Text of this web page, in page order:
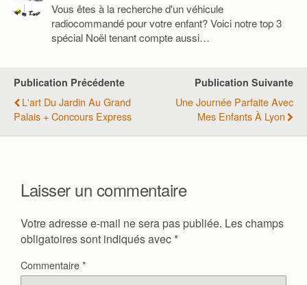
Vous êtes à la recherche d'un véhicule
radiocommandé pour votre enfant? Voici notre top 3
spécial Noël tenant compte aussi…
Publication Précédente
L'art Du Jardin Au Grand
Palais + Concours Express
Publication Suivante
Une Journée Parfaite Avec
Mes Enfants À Lyon
Laisser un commentaire
Votre adresse e-mail ne sera pas publiée. Les champs
obligatoires sont indiqués avec *
Commentaire*